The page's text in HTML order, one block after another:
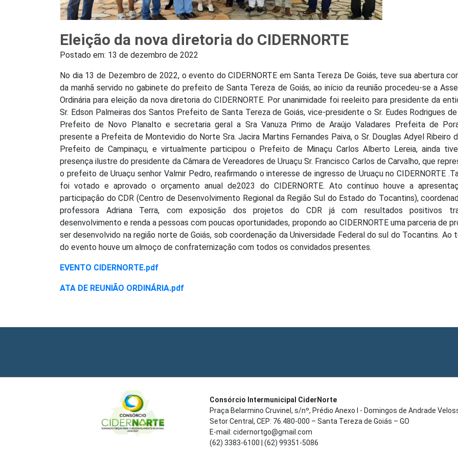
Eleição da nova diretoria do CIDERNORTE
Postado em: 13 de dezembro de 2022
No dia 13 de Dezembro de 2022, o evento do CIDERNORTE em Santa Tereza De Goiás, teve sua abertura
da manhã servido no gabinete do prefeito de Santa Tereza de Goiás, ao início da reunião procedeu-se a
Ordinária para eleição da nova diretoria do CIDERNORTE. Por unanimidade foi reeleito para presidente da
Sr. Edson Palmeiras dos Santos Prefeito de Santa Tereza de Goiás, vice-presidente o Sr. Eudes Rodrigues de
Prefeito de Novo Planalto e secretaria geral a Sra Vanuza Primo de Araújo Valadares Prefeita de
presente a Prefeita de Montevidio do Norte Sra. Jacira Martins Fernandes Paiva, o Sr. Douglas Adyel Ribeiro
Prefeito de Campinaçu, e virtualmente participou o Prefeito de Minaçu Carlos Alberto Lereia, ainda
presença ilustre do presidente da Câmara de Vereadores de Uruaçu Sr. Francisco Carlos de Carvalho, que
o prefeito de Uruaçu senhor Valmir Pedro, reafirmando o interesse de ingresso de Uruaçu no CIDERNORTE
foi votado e aprovado o orçamento anual de2023 do CIDERNORTE. Ato contínuo houve a
participação do CDR (Centro de Desenvolvimento Regional da Região Sul do Estado do Tocantins),
professora Adriana Terra, com exposição dos projetos do CDR já com resultados positivos
desenvolvimento e renda a pessoas com poucas oportunidades, propondo ao CIDERNORTE uma parceria de
ser desenvolvido na região norte de Goiás, sob coordenação da Universidade Federal do sul do Tocantins. Ao
do evento houve um almoço de confraternização com todos os convidados presentes.
EVENTO CIDERNORTE.pdf
ATA DE REUNIÃO ORDINÁRIA.pdf
Consórcio Intermunicipal CiderNorte
Praça Belarmino Cruvinel, s/nº, Prédio Anexo I - Domingos de Andrade
Setor Central, CEP: 76.480-000 – Santa Tereza de Goiás – GO
E-mail: cidernortgo@gmail.com
(62) 3383-6100 | (62) 99351-5086